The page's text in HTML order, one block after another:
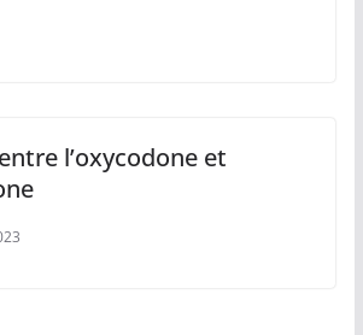
l’oxycodone et